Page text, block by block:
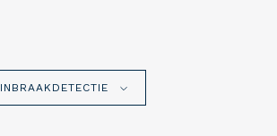
INBRAAKDETECTIE